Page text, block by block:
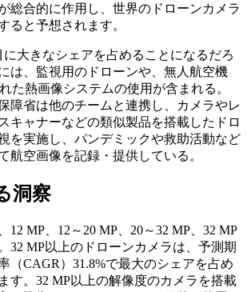
総合的に作用し、世界のドローンカメラ
ると予想されます。
に大きなシェアを占めることになるだろ
は、監視用のドローンや、無人航空機
た熱画像システムの使用が含まれる。
障省は他のチームと連携し、カメラやレ
キャナーなどの類似製品を搭載したドロ
を実施し、パンデミックや救助活動など
航空画像を記録・提供している。
洞察
12 MP、12～20 MP、20～32 MP、32 MP
32 MP以上のドローンカメラは、予測期
（CAGR）31.8%で最大のシェアを占め
す。32 MP以上の解像度のカメラを搭載